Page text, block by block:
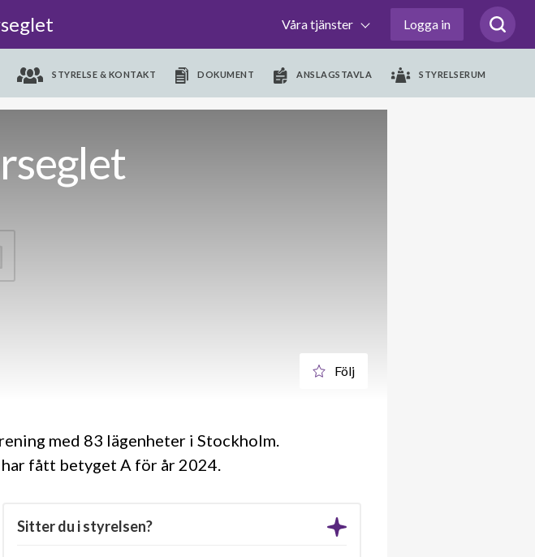
Våra tjänster Logga in
STYRELSE & KONTAKT DOKUMENT ANSLAGSTAVLA STYRELSERUM
Följ
med 83 lägenheter i Stockholm.
fått betyget A för år 2024
Sitter du i styrelsen?